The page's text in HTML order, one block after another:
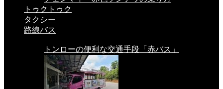
トゥクトゥク
タクシー
路線バス
トンローの便利な交通手段「赤バス」